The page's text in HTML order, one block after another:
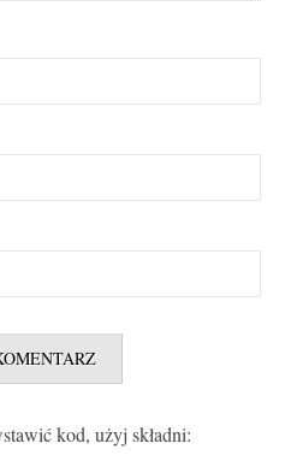
kod, użyj składni: